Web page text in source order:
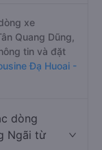
xe
Quang Dũng,
tin và đặt
Đạ Huoai -
dòng
Ngãi từ